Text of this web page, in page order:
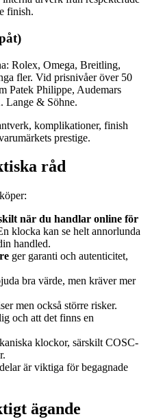
finish.
Rolex, Omega, Breitling,
fler. Vid prisnivåer över 50
Patek Philippe, Audemars
Lange & Söhne.
komplikationer, finish
prestige.
råd
när du handlar online för
klocka kan se helt annorlunda
handled.
ger garanti och autenticitet,
bra värde, men kräver mer
men också större risker.
och att det finns en
klockor, särskilt COSC-
är viktiga för begagnade
ägande